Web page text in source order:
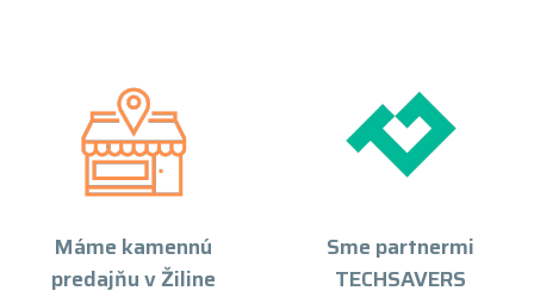
Máme kamennú
predajňu v Žiline
Sme partnermi
TECHSAVERS